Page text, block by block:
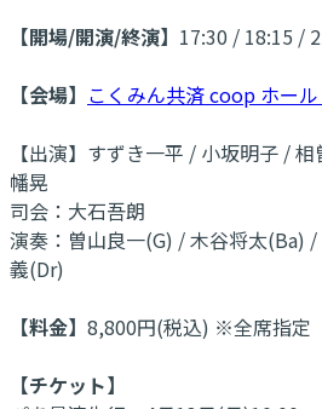
【開場/開演/終演】 17:30 / 18:15 /
【会場】 こくみん共済 coop ホー
【出演】すずき一平 / 小坂明子 /
幡晃
司会：大石吾朗
演奏：曽山良一(G) / 木谷将太(Ba)
義(Dr)
【料金】 8,800円(税込) ※全席指定
【チケット】